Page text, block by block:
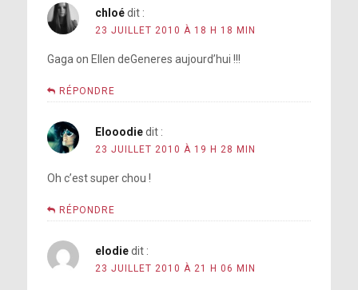
chloé dit :
23 JUILLET 2010 À 18 H 18 MIN
Gaga on Ellen deGeneres aujourd’hui !!!
RÉPONDRE
Elooodie dit :
23 JUILLET 2010 À 19 H 28 MIN
Oh c’est super chou !
RÉPONDRE
elodie dit :
23 JUILLET 2010 À 21 H 06 MIN